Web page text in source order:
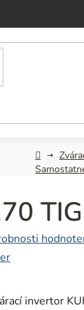
Domov
invertor